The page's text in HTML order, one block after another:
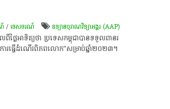
/ទេសចរណ៍ ឧទ្យានបុរាណវិទ្យាអង្គរ (AAP)
ៃអាទិត្យ​ថា​ ប្រទេស​កម្ពុជា​បាន​ទទួល​ពានរ
ការ​ធ្វើ​ដំណើរ​ពិភពលោក​”​សម្រាប់​ឆ្នាំ​២០២៣​។​